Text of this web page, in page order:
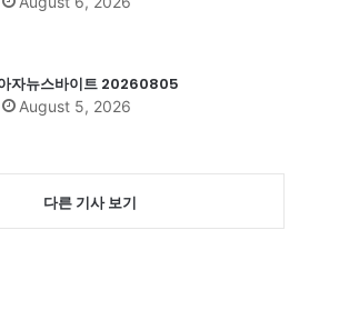
자뉴스바이트 20260805
August 5, 2026
다른 기사 보기